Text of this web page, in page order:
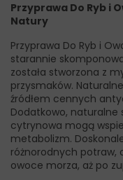
Przyprawa Do Ryb i
Natury
Przyprawa Do Ryb i
starannie
została stworzona z
przysmaków.
źródłem cennych
Dodatkowo, naturalne
cytrynowa mogą
metabolizm.
różnorodnych potraw,
owoce morza, aż po